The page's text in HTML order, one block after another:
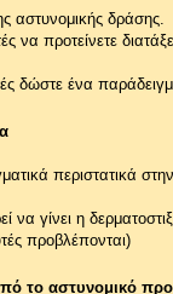
αστυνομικής δράσης.
να προτείνετε
δώστε ένα
περιστατικά
να γίνει η
προβλέπονται)
το αστυνομικό